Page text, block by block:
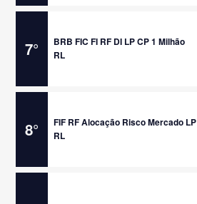
7°
BRB FIC FI RF DI LP CP 1 Milhão
RL
8°
FIF RF Alocação Risco Mercado LP
RL